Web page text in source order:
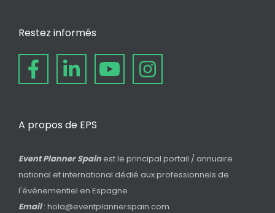
Restez informés
A propos de EPS
Event Planner Spain est le principal portail / annuaire
national et international dédié aux professionnels de
l'événementiel en Espagne
Email: hola@eventplannerspain.com